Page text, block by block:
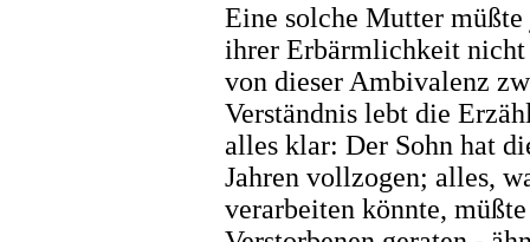
Eine solche Mutter müßte
ihrer Erbärmlichkeit
von dieser Ambivalenz
Verständnis lebt die
alles klar: Der Sohn hat
Jahren vollzogen; alles,
verarbeiten könnte,